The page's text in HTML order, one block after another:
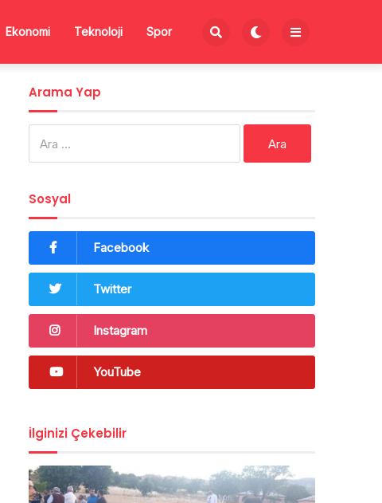
Ekonomi Teknoloji Spor
Arama Yap
Sosyal
Facebook
Twitter
Instagram
YouTube
İlginizi Çekebilir